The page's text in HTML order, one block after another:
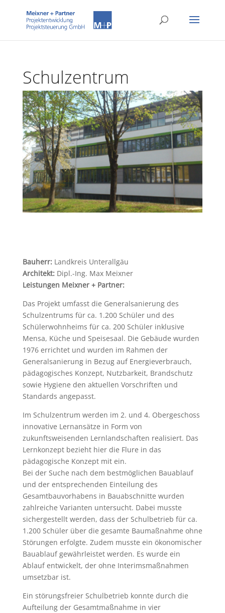
Schulzentrum
Bauherr:Landkreis Unterallgäu
Architekt:Dipl.-Ing. Max Meixner
Leistungen Meixner + Partner:
Das Projekt umfasst die Generalsanierung des
Schulzentrums für ca. 1.200 Schüler und des
Schülerwohnheims für ca. 200 Schüler inklusive
Mensa, Küche und Speisesaal. Die Gebäude wurden
1976 errichtet und wurden im Rahmen der
Generalsanierung in Bezug auf Energieverbrauch,
pädagogisches Konzept, Nutzbarkeit, Brandschutz
sowie Hygiene den aktuellen Vorschriften und
Standards angepasst.
Im Schulzentrum werden im 2. und 4. Obergeschoss
innovative Lernansätze in Form von
zukunftsweisenden Lernlandschaften realisiert. Das
Lernkonzept bezieht hier die Flure in das
pädagogische Konzept mit ein.
Bei der Suche nach dem bestmöglichen Bauablauf
und der entsprechenden Einteilung des
Gesamtbauvorhabens in Bauabschnitte wurden
zahlreiche Varianten untersucht. Dabei musste
sichergestellt werden, dass der Schulbetrieb für ca.
1.200 Schüler über die gesamte Baumaßnahme ohne
Störungen erfolgte. Zudem musste ein ökonomischer
Bauablauf gewährleistet werden. Es wurde ein
Ablauf entwickelt, der ohne Interimsmaßnahmen
umsetzbar ist.
Ein störungsfreier Schulbetrieb konnte durch die
Aufteilung der Gesamtmaßnahme in vier